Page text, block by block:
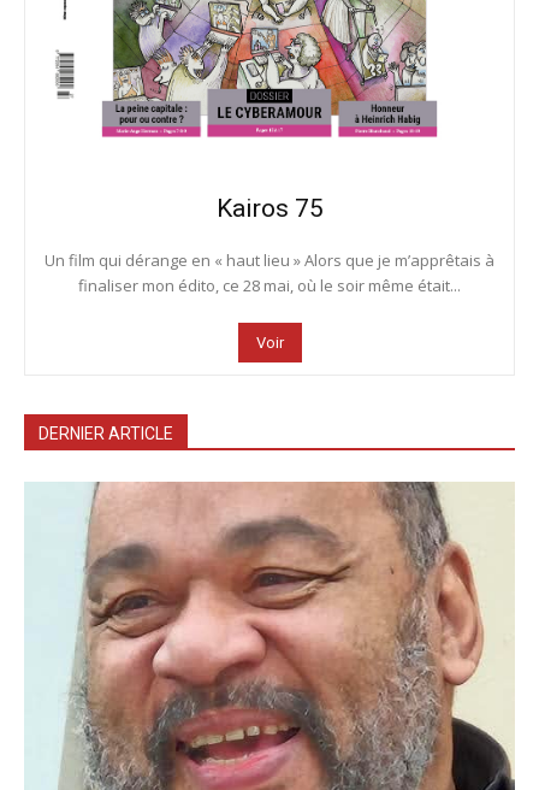
Kairos 75
Un film qui dérange en « haut lieu » Alors que je m’apprêtais à
finaliser mon édito, ce 28 mai, où le soir même était...
Voir
DERNIER ARTICLE